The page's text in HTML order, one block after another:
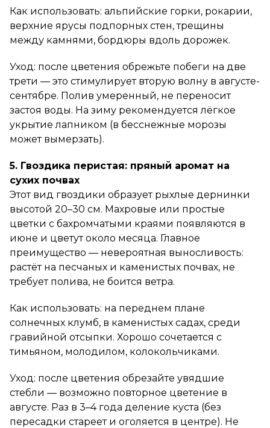
Как использовать: альпийские горки, рокарии,
верхние ярусы подпорных стен, трещины
между камнями, бордюры вдоль дорожек.
Уход: после цветения обрежьте побеги на две
трети — это стимулирует вторую волну в августе-
сентябре. Полив умеренный, не переносит
застоя воды. На зиму рекомендуется лёгкое
укрытие лапником (в бесснежные морозы
может вымерзать).
5. Гвоздика перистая: пряный аромат на
сухих почвах
Этот вид гвоздики образует рыхлые дернинки
высотой 20–30 см. Махровые или простые
цветки с бахромчатыми краями появляются в
июне и цветут около месяца. Главное
преимущество — невероятная выносливость:
растёт на песчаных и каменистых почвах, не
требует полива, не боится ветра.
Как использовать: на переднем плане
солнечных клумб, в каменистых садах, среди
гравийной отсыпки. Хорошо сочетается с
тимьяном, молодилом, колокольчиками.
Уход: после цветения обрезайте увядшие
стебли — возможно повторное цветение в
августе. Раз в 3–4 года деление куста (без
пересадки стареет и оголяется в центре). Не